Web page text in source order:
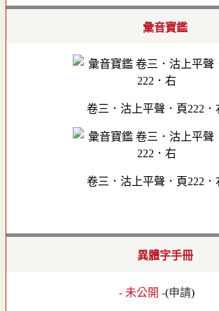
彙音寶鑑
卷三．沽上平聲．頁222．
卷三．沽上平聲．頁222．
異體字手冊
- 未公開 -(申請)